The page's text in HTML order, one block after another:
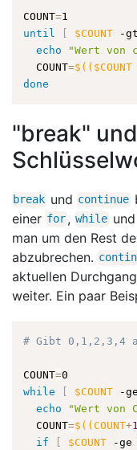
COUNT=
until
$COUNT -
echo
"Wert
  COUNT
=$((
done
"break"
break und continue
einer for, while und
man um den Rest
abzubrechen.
aktuellen
weiter. Ein paar
# Gibt 0,1,2,3,4
COUNT=
while
$COUNT -
echo
"Wert von
  COUNT
=$((COUNT+1
if
$COUNT -ge